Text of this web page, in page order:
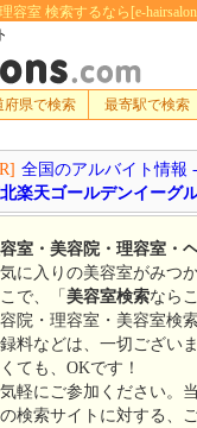
容室 検索するなら[e-
府県で検索 最寄駅で検索
全国のアルバイト情報
楽天ゴールデンイーグ
室・美容院・理容室・
に入りの美容室がみつ
で、「美容室検索なら
院・理容室・美容室検
料などは、一切ござい
ても、OKです！
軽にご参加ください。
検索サイトに対する、